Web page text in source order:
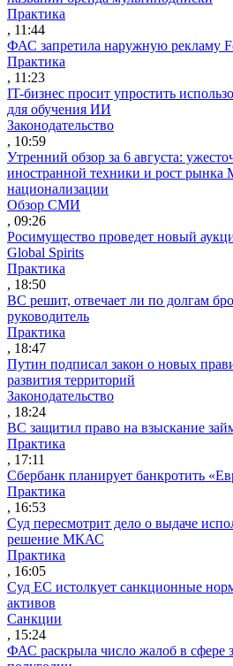
Практика
, 11:44
ФАС запретила наружную рекламу
Практика
, 11:23
IT-бизнес просит упростить
для обучения ИИ
Законодательство
, 10:59
Утренний обзор за 6 августа:
иностранной техники и рост рынка
национализации
Обзор СМИ
, 09:26
Росимущество проведет новый
Global Spirits
Практика
, 18:50
ВС решит, отвечает ли по долгам
руководитель
Практика
, 18:47
Путин подписал закон о новых
развития территорий
Законодательство
, 18:24
ВС защитил право на взыскание
Практика
, 17:11
Сбербанк планирует банкротить
Практика
, 16:53
Суд пересмотрит дело о выдаче
решение МКАС
Практика
, 16:05
Суд ЕС истолкует санкционные
активов
Санкции
, 15:24
ФАС раскрыла число жалоб в сфере